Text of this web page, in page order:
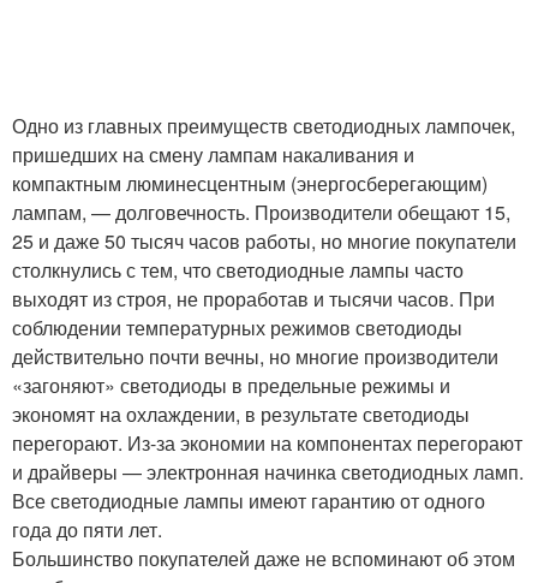
Одно из главных преимуществ светодиодных лампочек,
пришедших на смену лампам накаливания и
компактным люминесцентным (энергосберегающим)
лампам, — долговечность. Производители обещают 15,
25 и даже 50 тысяч часов работы, но многие покупатели
столкнулись с тем, что светодиодные лампы часто
выходят из строя, не проработав и тысячи часов. При
соблюдении температурных режимов светодиоды
действительно почти вечны, но многие производители
«загоняют» светодиоды в предельные режимы и
экономят на охлаждении, в результате светодиоды
перегорают. Из-за экономии на компонентах перегорают
и драйверы — электронная начинка светодиодных ламп.
Все светодиодные лампы имеют гарантию от одного
года до пяти лет.
Большинство покупателей даже не вспоминают об этом